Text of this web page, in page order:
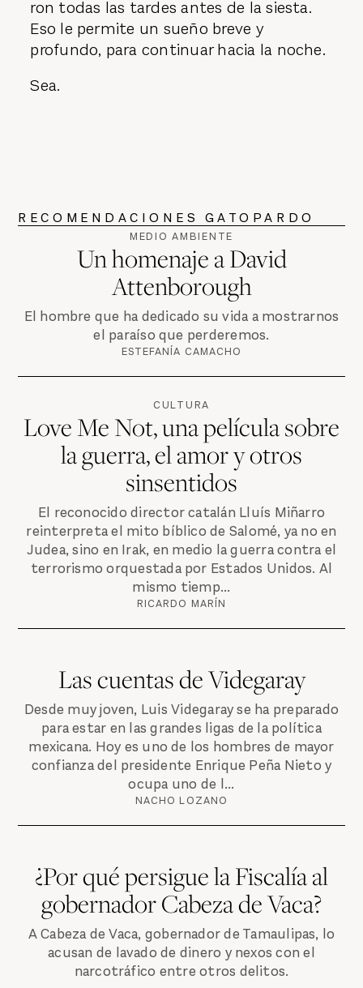
ron todas las tardes antes de la siesta.
Eso le permite un sueño breve y
profundo, para continuar hacia la noche.
Sea.
RECOMENDACIONES GATOPARDO
MEDIO AMBIENTE
Un homenaje a David
Attenborough
El hombre que ha dedicado su vida a mostrarnos
el paraíso que perderemos.
ESTEFANÍA CAMACHO
CULTURA
Love Me Not, una película sobre
la guerra, el amor y otros
sinsentidos
El reconocido director catalán Lluís Miñarro
reinterpreta el mito bíblico de Salomé, ya no en
Judea, sino en Irak, en medio la guerra contra el
terrorismo orquestada por Estados Unidos. Al
mismo tiemp...
RICARDO MARÍN
Las cuentas de Videgaray
Desde muy joven, Luis Videgaray se ha preparado
para estar en las grandes ligas de la política
mexicana. Hoy es uno de los hombres de mayor
confianza del presidente Enrique Peña Nieto y
ocupa uno de l...
NACHO LOZANO
¿Por qué persigue la Fiscalía al
gobernador Cabeza de Vaca?
A Cabeza de Vaca, gobernador de Tamaulipas, lo
acusan de lavado de dinero y nexos con el
narcotráfico entre otros delitos.